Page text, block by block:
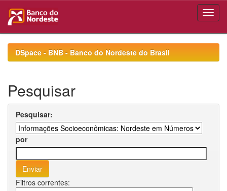
navigationDSpace - BNB - Banco do Nordeste do Brasil
Pesquisar
Pesquisar:
por
Filtros correntes: